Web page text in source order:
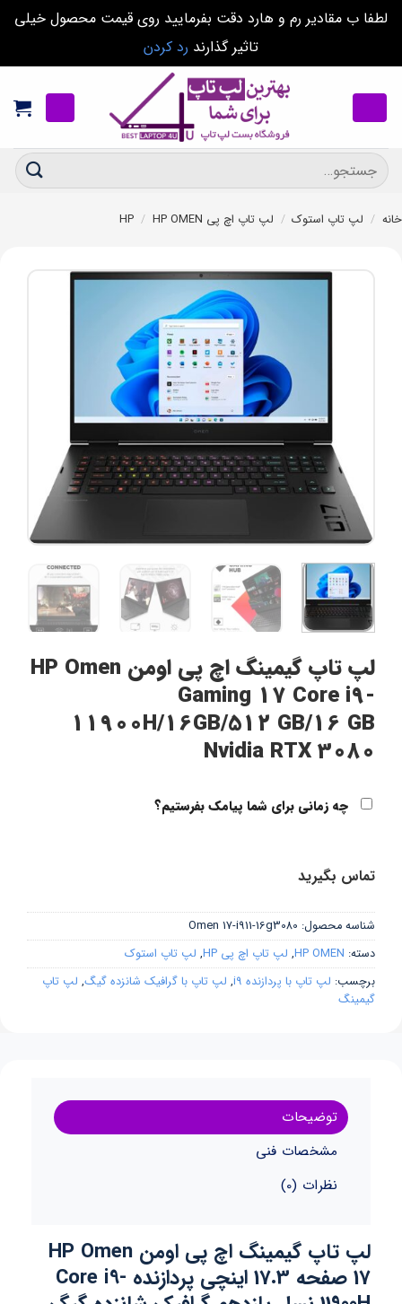
لطفا ب مقادیر رم و هارد دقت بفرمایید روی قیمت محصول خیلی
تاثیر گذارند رد کردن
content
جستجو
برای:
خانه / لپ تاپ استوک / لپ تاپ اچ پی HP / HP OMEN
لپ تاپ گیمینگ اچ پی اومن HP Omen
Gaming 17 Core i9-
11900H/16GB/512 GB/16 GB
Nvidia RTX 3080
چه زمانی برای شما پیامک بفرستیم؟
تماس بگیرید
شناسه محصول: Omen 17-i911-16g3080
دسته: HP OMEN
, لپ تاپ اچ پی HP , لپ تاپ استوک
برچسب: لپ تاپ با پردازنده i9 , لپ تاپ با گرافیک شانزده گیگ, لپ تاپ
گیمینگ
توضیحات
مشخصات فنی
نظرات (0)
لپ تاپ گیمینگ اچ پی اومن HP Omen
17 صفحه 17.3 اینچی پردازنده Core i9-